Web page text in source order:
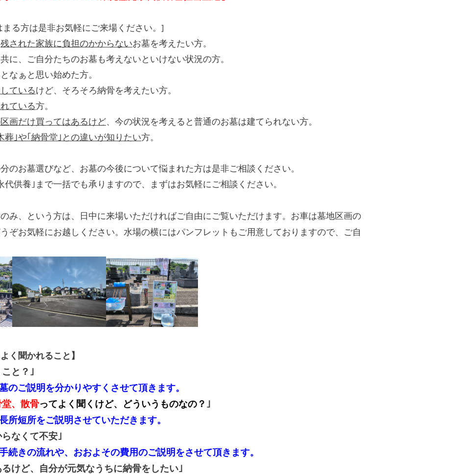
る方は是非お気軽にご来場ください。]
残された家族に負担のかからないお墓を考えたい方。
共に、ご自分たちのお墓も考えないといけない状況の方。
なぁと思い始めた方。
ているけど、そろそろ納骨を考えたい方。
ている方。
画だけ買ってはあるけど、今の状況を考えると普通のお墓は建てられない方。
葬｣や｢納骨堂｣との違いが知りたい方。
のお墓選びなど、お墓の今後について悩まれた方は是非ご相談ください。
代供養｣まで一括でも承りますので、まずはお気軽にご相談ください。
み、という方は、日中に来場いただければご自由にご覧いただけます。お車は墓地区画の
ぞお気軽にお越しください。水場の横にはパンフレットもご用意しておりますので、ご自
く聞かれること】
と？｣
のご説明を分かりやすくさせて頂きます。
、散骨ってよく聞くけど、どういうものなの？ ｣
所短所をご説明させていただきます。
らなくて不安｣
続きの流れや、おおよその費用のご説明をさせて頂きます。
るけど、自分が元気なうちに納骨をしたい｣